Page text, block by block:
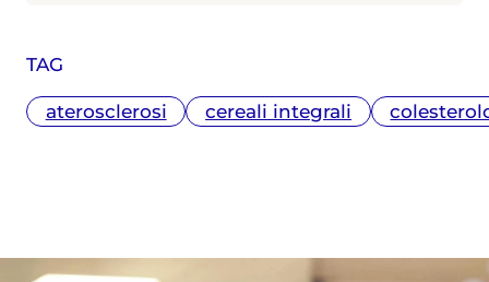
TAG
aterosclerosi cereali integrali
multimediale (Università Cattolica).
Messe alle spalle alcune esperienze
radiotelevisive, attualmente collabora